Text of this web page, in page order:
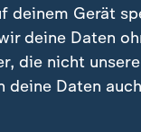
Partei-Vizechef
der
eine neue
es weitergeht",
deinem Gerät
deine Daten
die nicht
deine Daten